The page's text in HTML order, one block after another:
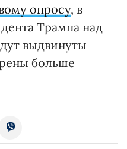
опросу, в
Трампа над
выдвинуты
больше